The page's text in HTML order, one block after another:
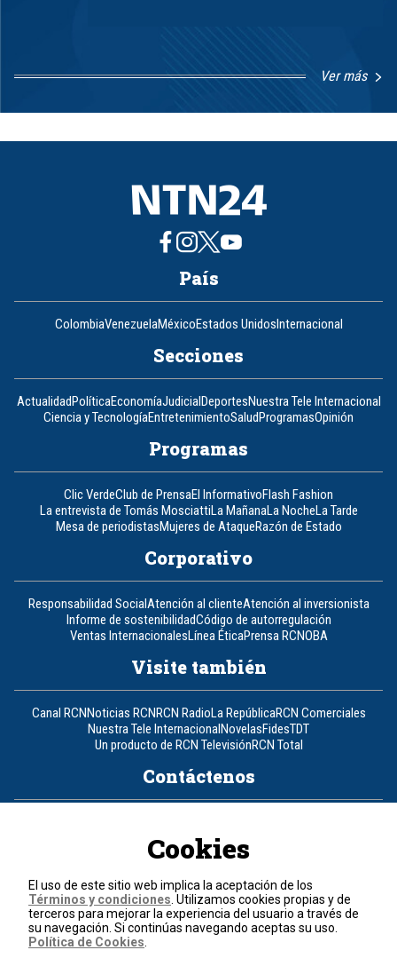
Ver más
1
8
País
ColombiaVenezuelaMéxicoEstados UnidosInternacional
Secciones
ActualidadPolíticaEconomíaJudicialDeportesNuestra Tele Internacional
Ciencia y TecnologíaEntretenimientoSaludProgramasOpinión
Programas
Clic VerdeClub de PrensaEl InformativoFlash Fashion
La entrevista de Tomás MosciattiLa MañanaLa NocheLa Tarde
Mesa de periodistasMujeres de AtaqueRazón de Estado
Corporativo
Responsabilidad SocialAtención al clienteAtención al inversionista
Informe de sostenibilidadCódigo de autorregulación
Ventas InternacionalesLínea ÉticaPrensa RCNOBA
Visite también
Canal RCNNoticias RCNRCN RadioLa RepúblicaRCN Comerciales
Nuestra Tele InternacionalNovelasFidesTDT
Un producto de RCN TelevisiónRCN Total
Contáctenos
Política de cookies
Términos y condiciones
© 2026, RCN Medios.
Todos los derechos reservados.
Cookies
El uso de este sitio web implica la aceptación de los
Términos y condiciones . Utilizamos cookies propias y de
terceros para mejorar la experiencia del usuario a través de
su navegación. Si continúas navegando aceptas su uso.
Política de Cookies